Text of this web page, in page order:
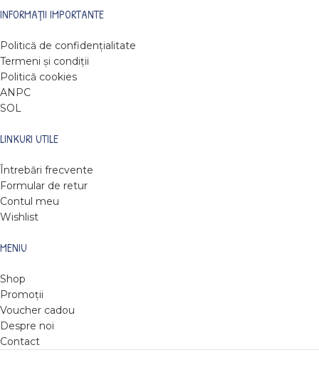
INFORMAȚII IMPORTANTE
Politică de confidențialitate
Termeni și condiții
Politică cookies
ANPC
SOL
LINKURI UTILE
Întrebări frecvente
Formular de retur
Contul meu
Wishlist
MENIU
Shop
Promoții
Voucher cadou
Despre noi
Contact